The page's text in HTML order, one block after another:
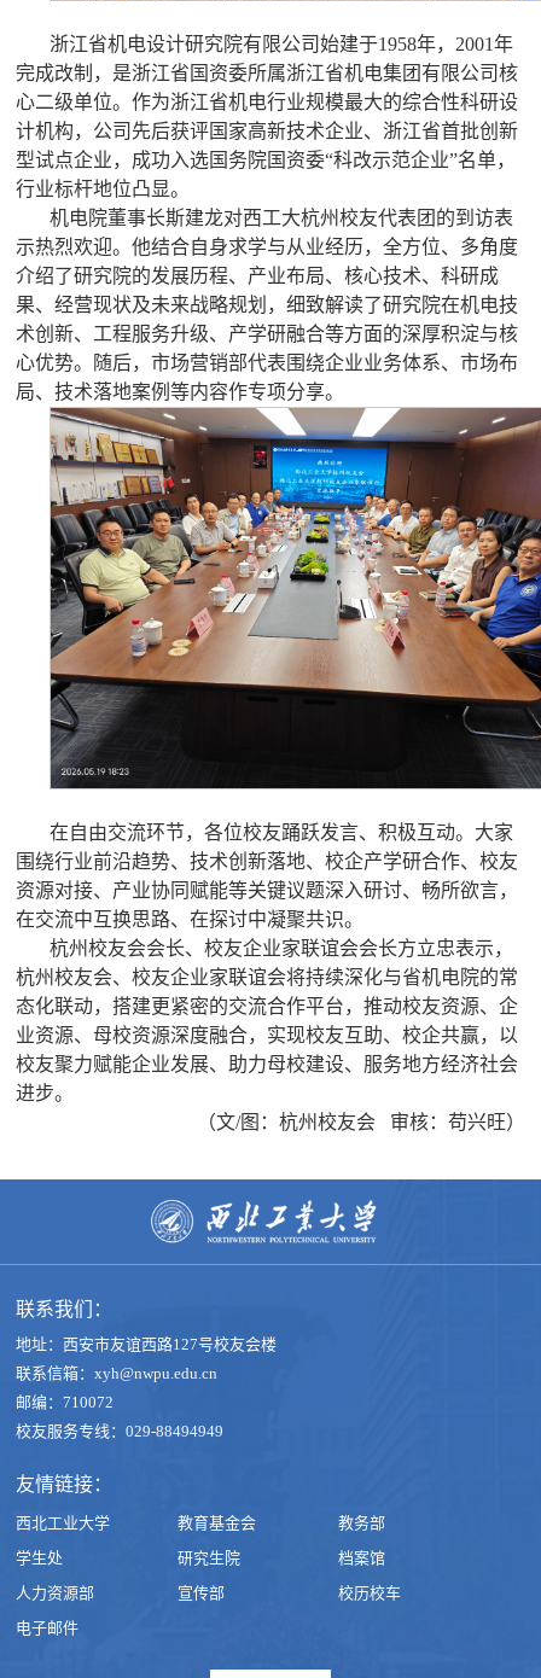
浙江省机电设计研究院有限公司始建于1958年，2001年
完成改制，是浙江省国资委所属浙江省机电集团有限公司核
心二级单位。作为浙江省机电行业规模最大的综合性科研设
计机构，公司先后获评国家高新技术企业、浙江省首批创新
型试点企业，成功入选国务院国资委“科改示范企业”名单，
行业标杆地位凸显。
机电院董事长斯建龙对西工大杭州校友代表团的到访表
示热烈欢迎。他结合自身求学与从业经历，全方位、多角度
介绍了研究院的发展历程、产业布局、核心技术、科研成
果、经营现状及未来战略规划，细致解读了研究院在机电技
术创新、工程服务升级、产学研融合等方面的深厚积淀与核
心优势。随后，市场营销部代表围绕企业业务体系、市场布
局、技术落地案例等内容作专项分享。
在自由交流环节，各位校友踊跃发言、积极互动。大家
围绕行业前沿趋势、技术创新落地、校企产学研合作、校友
资源对接、产业协同赋能等关键议题深入研讨、畅所欲言，
在交流中互换思路、在探讨中凝聚共识。
杭州校友会会长、校友企业家联谊会会长方立忠表示，
杭州校友会、校友企业家联谊会将持续深化与省机电院的常
态化联动，搭建更紧密的交流合作平台，推动校友资源、企
业资源、母校资源深度融合，实现校友互助、校企共赢，以
校友聚力赋能企业发展、助力母校建设、服务地方经济社会
进步。
（文/图：杭州校友会 审核：苟兴旺）
联系我们：
地址：西安市友谊西路127号校友会楼
联系信箱：xyh@nwpu.edu.cn
邮编：710072
校友服务专线：029-88494949
友情链接：
西北工业大学 教育基金会
教务部
学生处
研究生院
档案馆
人力资源部
宣传部
校历校车
电子邮件